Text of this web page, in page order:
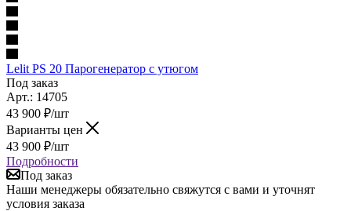
Lelit PS 20 Парогенератор с утюгом
Под заказ
Арт.: 14705
43 900 ₽/шт
Варианты цен
43 900 ₽/шт
Подробности
Под заказ
Наши менеджеры обязательно свяжутся с вами и уточнят
условия заказа